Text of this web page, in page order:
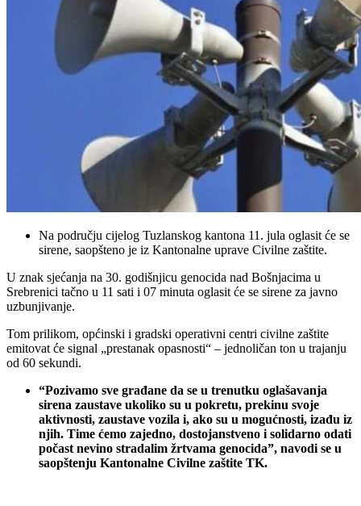
Na području cijelog Tuzlanskog kantona 11. jula oglasit će se
sirene, saopšteno je iz Kantonalne uprave Civilne zaštite.
U znak sjećanja na 30. godišnjicu genocida nad Bošnjacima u
Srebrenici tačno u 11 sati i 07 minuta oglasit će se sirene za javno
uzbunjivanje.
Tom prilikom, općinski i gradski operativni centri civilne zaštite
emitovat će signal „prestanak opasnosti“ – jednoličan ton u trajanju
od 60 sekundi.
“Pozivamo sve građane da se u trenutku oglašavanja
sirena zaustave ukoliko su u pokretu, prekinu svoje
aktivnosti, zaustave vozila i, ako su u mogućnosti, izađu iz
njih. Time ćemo zajedno, dostojanstveno i solidarno odati
počast nevino stradalim žrtvama genocida”, navodi se u
saopštenju Kantonalne Civilne zaštite TK.